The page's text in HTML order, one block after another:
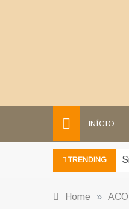
INÍCIO
TRENDING
Home »